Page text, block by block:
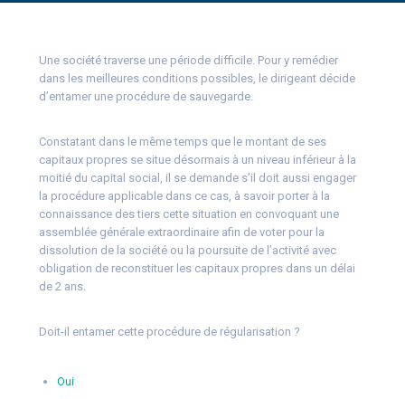
Une société traverse une période difficile. Pour y remédier
dans les meilleures conditions possibles, le dirigeant décide
d’entamer une procédure de sauvegarde.
Constatant dans le même temps que le montant de ses
capitaux propres se situe désormais à un niveau inférieur à la
moitié du capital social, il se demande s’il doit aussi engager
la procédure applicable dans ce cas, à savoir porter à la
connaissance des tiers cette situation en convoquant une
assemblée générale extraordinaire afin de voter pour la
dissolution de la société ou la poursuite de l’activité avec
obligation de reconstituer les capitaux propres dans un délai
de 2 ans.
Doit-il entamer cette procédure de régularisation ?
Oui